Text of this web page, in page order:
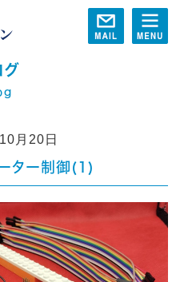
グ
月20日
ター制御(1)